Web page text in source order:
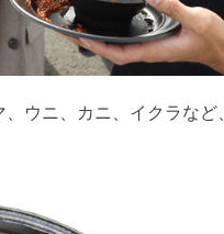
ウニ、カニ、イクラなど